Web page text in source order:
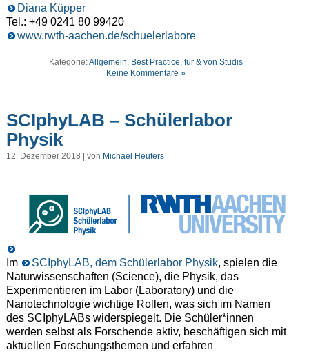
Diana Küpper
Tel.: +49 0241 80 99420
www.rwth-aachen.de/schuelerlabore
Kategorie:Allgemein, Best Practice,für & von Studis
Keine Kommentare »
SCIphyLAB – Schülerlabor
Physik
12. Dezember 2018 | von Michael Heuters
Im SCIphyLAB, dem Schülerlabor Physik, spielen die
Naturwissenschaften (Science), die Physik, das
Experimentieren im Labor (Laboratory) und die
Nanotechnologie wichtige Rollen, was sich im Namen
des SCIphyLABs widerspiegelt. Die Schüler*innen
werden selbst als Forschende aktiv, beschäftigen sich mit
aktuellen Forschungsthemen und erfahren